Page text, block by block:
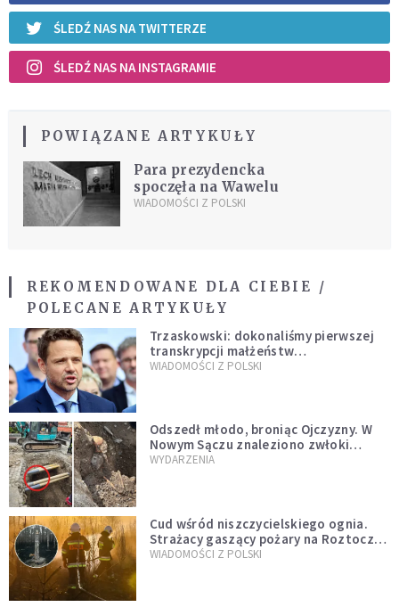
ŚLEDŹ NAS NA TWITTERZE
ŚLEDŹ NAS NA INSTAGRAMIE
POWIĄZANE ARTYKUŁY
Para prezydencka
spoczęła na Wawelu
WIADOMOŚCI Z POLSKI
REKOMENDOWANE DLA CIEBIE /
POLECANE ARTYKUŁY
Trzaskowski: dokonaliśmy pierwszej
transkrypcji małżeństw
jednopłciowych. “Tak jak
WIADOMOŚCI Z POLSKI
Odszedł młodo, broniąc Ojczyzny. W
Nowym Sączu znaleziono zwłoki
mężczyzny z czasów potopu
WYDARZENIA
Cud wśród niszczycielskiego ognia.
Strażacy gaszący pożary na Roztoczu
opublikowali niezwykłe zdjęcie
WIADOMOŚCI Z POLSKI